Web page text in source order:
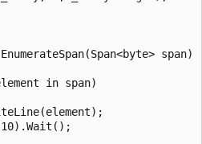
span)
in span)